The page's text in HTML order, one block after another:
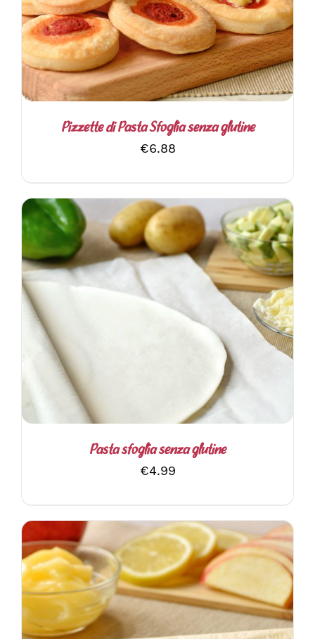
Pizzette di Pasta Sfoglia senza glutine
€6.88
AGGIUNGI AL CARRELLO / DETTAGLI
Pasta sfoglia senza glutine
€4.99
AGGIUNGI AL CARRELLO / DETTAGLI